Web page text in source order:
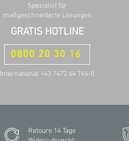
Spezialist für
maßgeschneiderte Lösungen
GRATIS HOTLINE
0800 20 30 16
International +43 7472 64 744-0
Retoure 14 Tage